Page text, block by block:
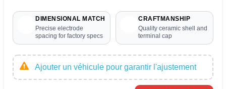
DIMENSIONAL MATCH
Precise electrode
spacing for factory specs
CRAFTMANSHIP
Quality ceramic shell and
terminal cap
Ajouter un véhicule pour garantir l'ajustement